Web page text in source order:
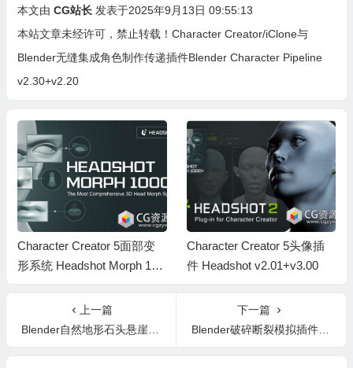
本文由 CG站长 发表于2025年9月13日 09:55:13
本站文章未经许可，禁止转载！ Character Creator/iClone与
Blender无缝集成角色制作传递插件Blender Character Pipeline
v2.30+v2.20
Character Creator 5面部变
形系统 Headshot Morph 140
Character Creator 5头像插
件 Headshot v2.01+v3.00
上一篇
Blender自然地形石头悬崖地面高山花草植物生成器资产预设插件 The Nature Generator V1.2
下一篇
Blender破碎断裂模拟插件 Fracture-Iterator v1.7.5